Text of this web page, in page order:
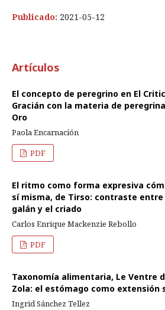
Publicado: 2021-05-12
Artículos
El concepto de peregrino en El
Gracián con la materia de
Oro
Paola Encarnación
PDF
El ritmo como forma expresiva
sí misma, de Tirso: contraste
galán y el criado
Carlos Enrique Mackenzie Rebollo
PDF
Taxonomía alimentaria, Le Ventre
Zola: el estómago como extensión
Ingrid Sánchez Tellez